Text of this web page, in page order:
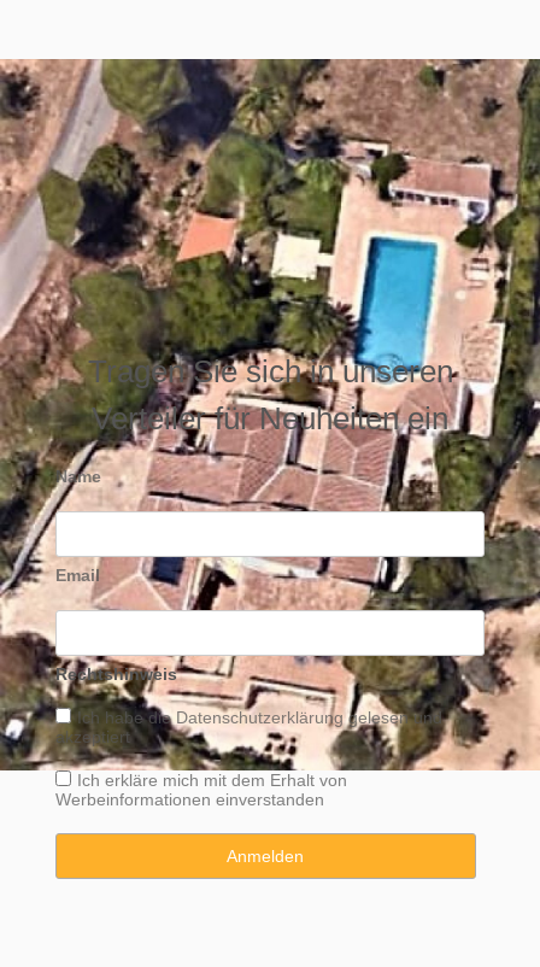
Tragen Sie sich in unseren
Verteiler für Neuheiten ein
Name
Email
Rechtshinweis
Ich habe die Datenschutzerklärung gelesen und
akzeptiert
Ich erkläre mich mit dem Erhalt von
Werbeinformationen einverstanden